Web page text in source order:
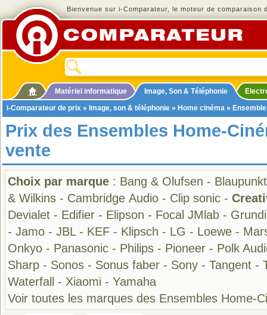
Bienvenue sur i-Comparateur, le moteur de comparaison
Matériel informatique Image, Son & Téléphonie
i-Comparateur de prix » Image, son & téléphonie » Home cinéma »
Prix des Ensembles Home-
vente
Choix par marque : Bang & Olufsen - Blaupunkt
& Wilkins - Cambridge Audio - Clip sonic -
Devialet - Edifier - Elipson - Focal JMlab -
- Jamo - JBL- KEF - Klipsch - LG - Loewe -
Onkyo - Panasonic - Philips - Pioneer - Polk
Sharp - Sonos - Sonus faber - Sony - Tangent -
Waterfall
- Xiaomi - Yamaha
Voir toutes les marques des Ensembles Home-